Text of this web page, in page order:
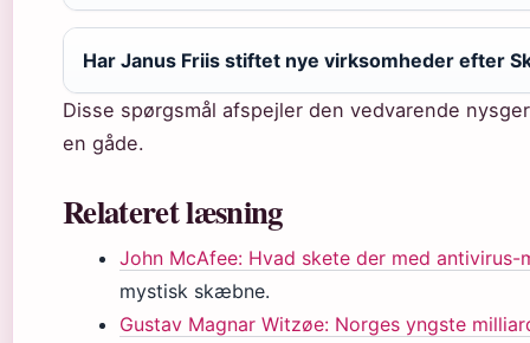
Har Janus Friis stiftet nye virksomheder efter
Disse spørgsmål afspejler den vedvarende
en gåde.
Relateret læsning
John McAfee: Hvad skete der med
mystisk skæbne.
Gustav Magnar Witzøe: Norges yngste